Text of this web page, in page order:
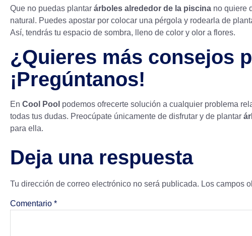
Que no puedas plantar árboles alrededor de la piscina no quiere
natural. Puedes apostar por colocar una pérgola y rodearla de
Así, tendrás tu espacio de sombra, lleno de color y olor a flores.
¿Quieres más consejos
¡Pregúntanos!
En Cool Pool podemos ofrecerte solución a cualquier problema
todas tus dudas. Preocúpate únicamente de disfrutar y de plantar
para ella.
Deja una respuesta
Tu dirección de correo electrónico no será publicada. Los campos
Comentario *